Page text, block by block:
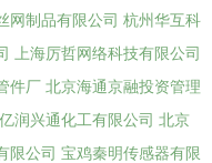
网制品有限公司 杭州华互科
上海厉哲网络科技有限公司
件厂 北京海通京融投资管理
亿润兴通化工有限公司 北京
限公司 宝鸡秦明传感器有限